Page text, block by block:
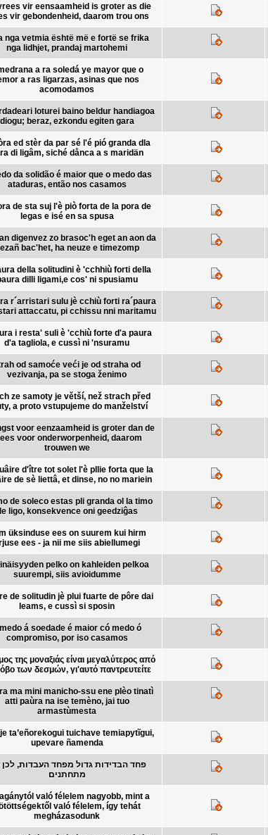
vir eensaamheid is groter as die
vir gebondenheid, daarom trou ons
nga vetmia është më e fortë se frika
nga lidhjet, prandaj martohemi
a ra soledá ye mayor que o
a ras ligarzas, asinas que nos
acomodamos
loturei baino beldur handiagoa
diogu; beraz, ezkondu egiten gara
ed stèr da par sé l'é pió granda dla
di ligâm, siché dånca a s maridän
da solidão é maior que o medo das
ataduras, então nos casamos
de sta suj l'è piò forta de la pora de
legas e isé en sa spusa
digenvez zo brasoc'h eget an aon da
bac'het, ha neuze e timezomp
della solitudini è 'cchhiù forti della
dilli ligami,e cos' ni spusiamu
r´arristari sulu jè cchiù forti ra´paura
attaccatu, pi cchissu nni maritamu
i resta' suli è 'cchiù forte d'a paura
d'a tagliola, e cussì ni 'nsuramu
od samoće veći je od straha od
vezivanja, pa se stoga ženimo
ze samoty je větší, než strach před
a proto vstupujeme do manželství
voor eenzaamheid is groter dan de
voor onderworpenheid, daarom
trouwen we
d'ître tot solet l'è pllie forta que la
de sè liettâ, et dinse, no no mariein
de soleco estas pli granda ol la timo
ligo, konsekvence oni geedziĝas
üksinduse ees on suurem kui hirm
ees - ja nii me siis abiellumegi
pelko on kahleiden pelkoa
suurempi, siis avioidumme
de solitudin jè plui fuarte de pôre dai
leams, e cussì si sposin
á soedade é maior có medo ó
compromiso, por iso casamos
της μοναξιάς είναι μεγαλύτερος από
των δεσμών, γι'αυτό παντρευτείτε
ma mini manicho-ssu ene plèo tinatì
atti paùra na ise temèno, jai tuo
armastùmesta
ta’eñorekogui tuichave temiapytĩgui,
upevare ñamenda
פחד הבדידות גדול מפחד העבדות, לכן
מתחתנים
való félelem nagyobb, mint a
való félelem, így tehát
megházasodunk